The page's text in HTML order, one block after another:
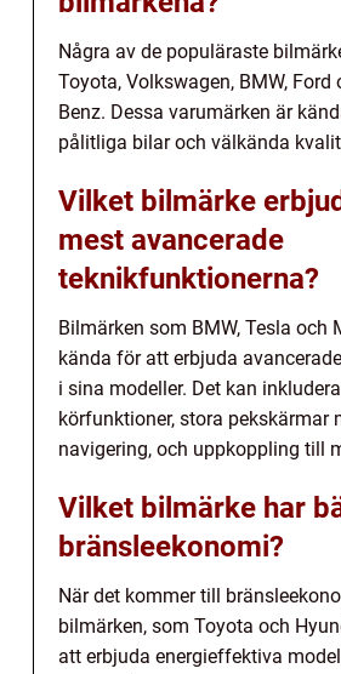
Några av de populäraste
Toyota, Volkswagen, BMW, Ford
Benz. Dessa varumärken är
pålitliga bilar och välkända
Vilket bilmärke
mest avancerade
teknikfunktionerna?
Bilmärken som BMW, Tesla och
kända för att erbjuda
i sina modeller. Det kan
körfunktioner, stora pekskärmar
navigering, och uppkoppling till
Vilket bilmärke har
bränsleekonomi?
När det kommer till
bilmärken, som Toyota och
att erbjuda energieffektiva